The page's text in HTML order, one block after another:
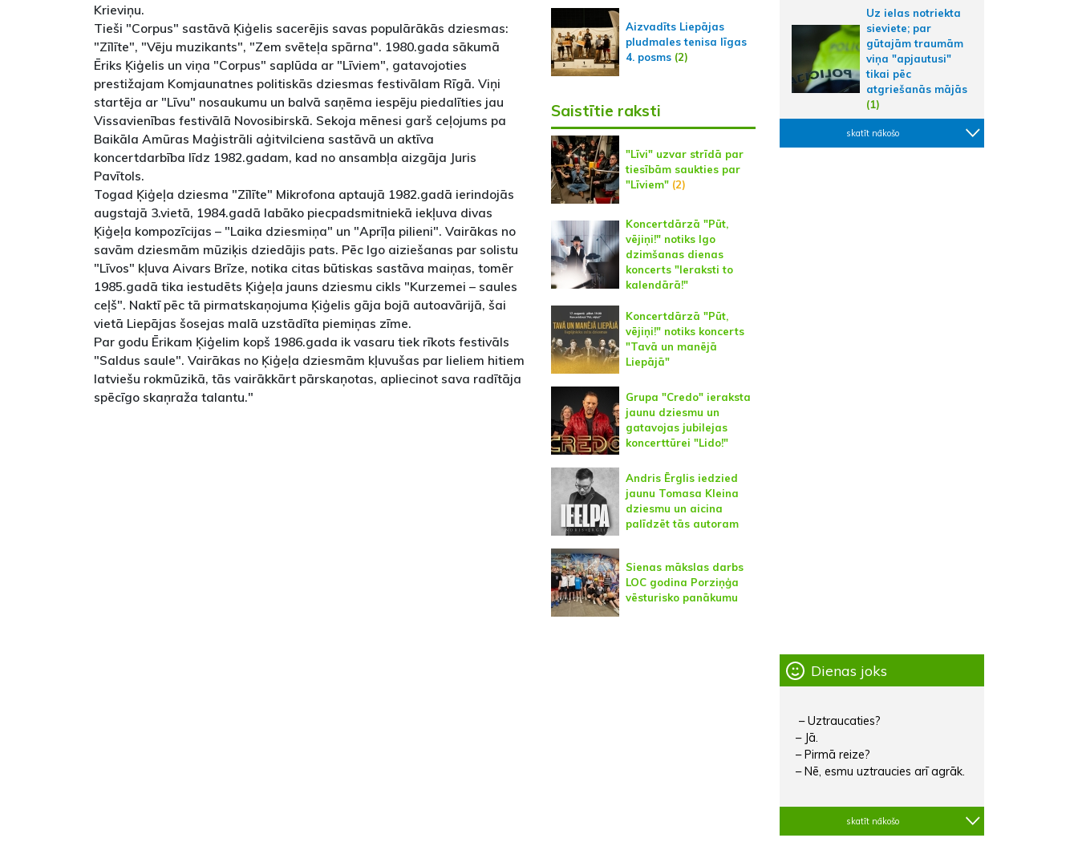
Krieviņu.
Tieši "Corpus" sastāvā Ķiģelis sacerējis savas populārākās dziesmas:
"Zīlīte", "Vēju muzikants", "Zem svēteļa spārna". 1980.gada sākumā
Ēriks Ķiģelis un viņa "Corpus" saplūda ar "Līviem", gatavojoties
prestižajam Komjaunatnes politiskās dziesmas festivālam Rīgā. Viņi
startēja ar "Līvu" nosaukumu un balvā saņēma iespēju piedalīties jau
Vissavienības festivālā Novosibirskā. Sekoja mēnesi garš ceļojums pa
Baikāla Amūras Maģistrāli aģitvilciena sastāvā un aktīva
koncertdarbība līdz 1982.gadam, kad no ansambļa aizgāja Juris
Pavītols.
Togad Ķiģeļa dziesma "Zīlīte" Mikrofona aptaujā 1982.gadā ierindojās
augstajā 3.vietā, 1984.gadā labāko piecpadsmitniekā iekļuva divas
Ķiģeļa kompozīcijas – "Laika dziesmiņa" un "Aprīļa pilieni". Vairākas no
savām dziesmām mūziķis dziedājis pats. Pēc Igo aiziešanas par solistu
"Līvos" kļuva Aivars Brīze, notika citas būtiskas sastāva maiņas, tomēr
1985.gadā tika iestudēts Ķiģeļa jauns dziesmu cikls "Kurzemei – saules
ceļš". Naktī pēc tā pirmatskaņojuma Ķiģelis gāja bojā autoavārijā, šai
vietā Liepājas šosejas malā uzstādīta piemiņas zīme.
Par godu Ērikam Ķiģelim kopš 1986.gada ik vasaru tiek rīkots festivāls
"Saldus saule". Vairākas no Ķiģeļa dziesmām kļuvušas par lieliem hitiem
latviešu rokmūzikā, tās vairākkārt pārskaņotas, apliecinot sava radītāja
spēcīgo skaņraža talantu."
Aizvadīts Liepājas
pludmales tenisa līgas
4. posms(2)
Saistītie raksti
"Līvi" uzvar strīdā par
tiesībām saukties par
"Līviem"(2)
Koncertdārzā "Pūt,
vējiņi!" notiks Igo
dzimšanas dienas
koncerts "Ieraksti to
kalendārā!"
Koncertdārzā "Pūt,
vējiņi!" notiks koncerts
"Tavā un manējā
Liepājā"
Grupa "Credo" ieraksta
jaunu dziesmu un
gatavojas jubilejas
koncerttūrei "Lido!"
Andris Ērglis iedzied
jaunu Tomasa Kleina
dziesmu un aicina
palīdzēt tās autoram
Sienas mākslas darbs
LOC godina Porziņģa
vēsturisko panākumu
Uz ielas notriekta
sieviete; par
gūtajām traumām
viņa "apjautusi"
tikai pēc
atgriešanās mājās
(1)
skatīt nākošo
Dienas joks
– Uztraucaties?
– Jā.
– Pirmā reize?
– Nē, esmu uztraucies arī agrāk.
skatīt nākošo